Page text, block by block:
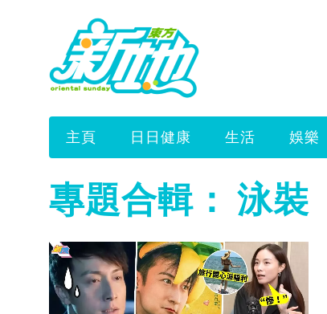
主頁 日日健康 生活 娛樂
專題合輯： 泳裝